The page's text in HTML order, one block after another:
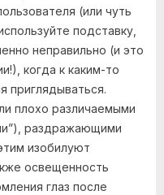
(или чуть
подставку,
неправильно (и это
когда к каким-то
приглядываться.
плохо различаемыми
раздражающими
изобилуют
освещенность
глаз после